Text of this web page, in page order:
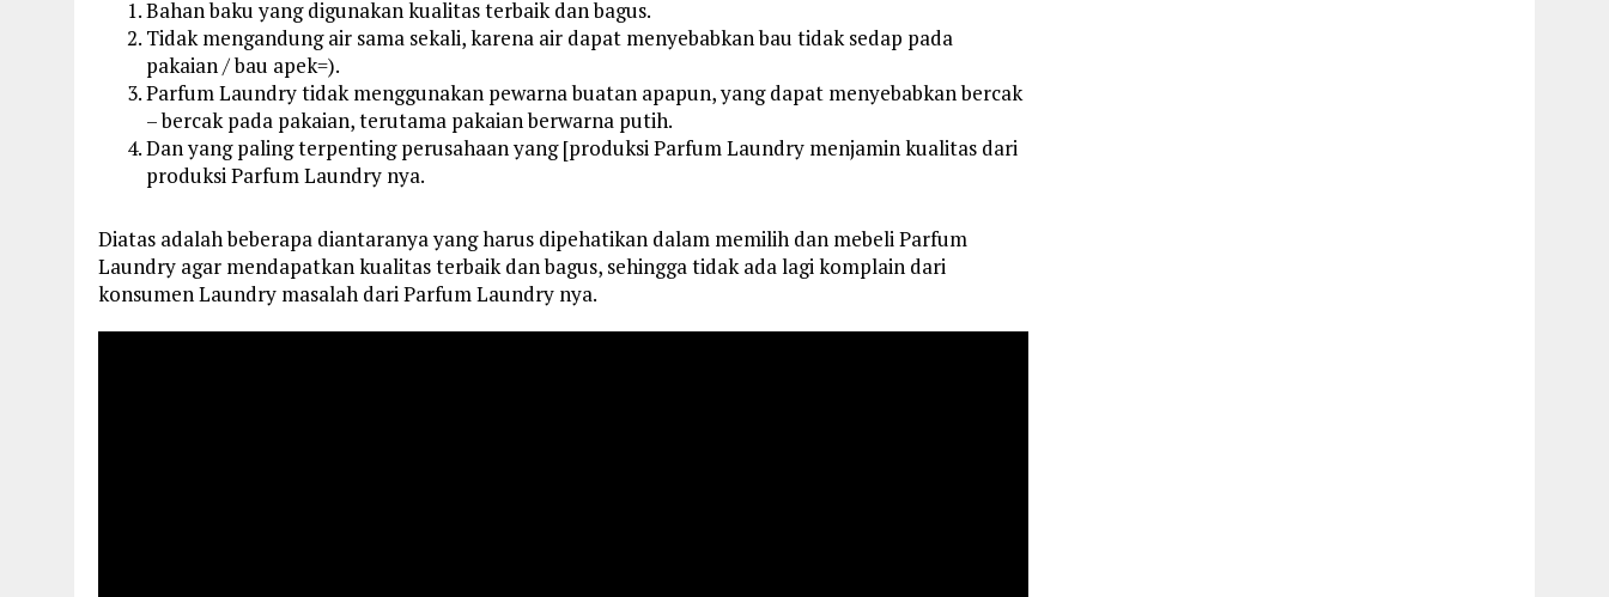
Bahan baku yang digunakan kualitas terbaik dan bagus.
Tidak mengandung air sama sekali, karena air dapat menyebabkan bau tidak sedap pada
pakaian / bau apek=).
Parfum Laundry tidak menggunakan pewarna buatan apapun, yang dapat menyebabkan bercak
– bercak pada pakaian, terutama pakaian berwarna putih.
Dan yang paling terpenting perusahaan yang [produksi Parfum Laundry menjamin kualitas dari
produksi Parfum Laundry nya.
Diatas adalah beberapa diantaranya yang harus dipehatikan dalam memilih dan mebeli Parfum
Laundry agar mendapatkan kualitas terbaik dan bagus, sehingga tidak ada lagi komplain dari
konsumen Laundry masalah dari Parfum Laundry nya.